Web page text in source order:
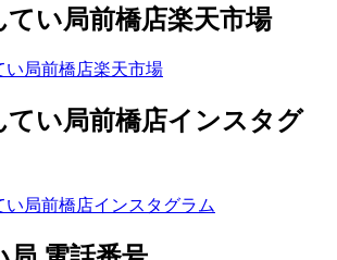
てい局前橋店楽天市場
てい局前橋店インスタグ